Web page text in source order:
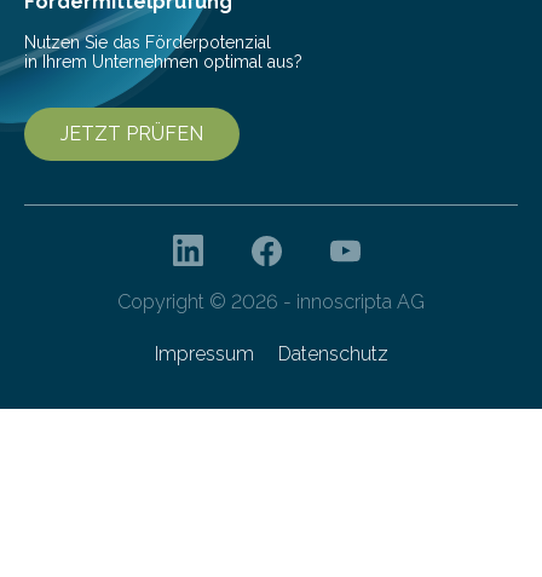
Nutzen Sie das Förderpotenzial
in Ihrem Unternehmen optimal aus?
JETZT PRÜFEN
Copyright © 2026 - innoscripta AG
Impressum Datenschutz